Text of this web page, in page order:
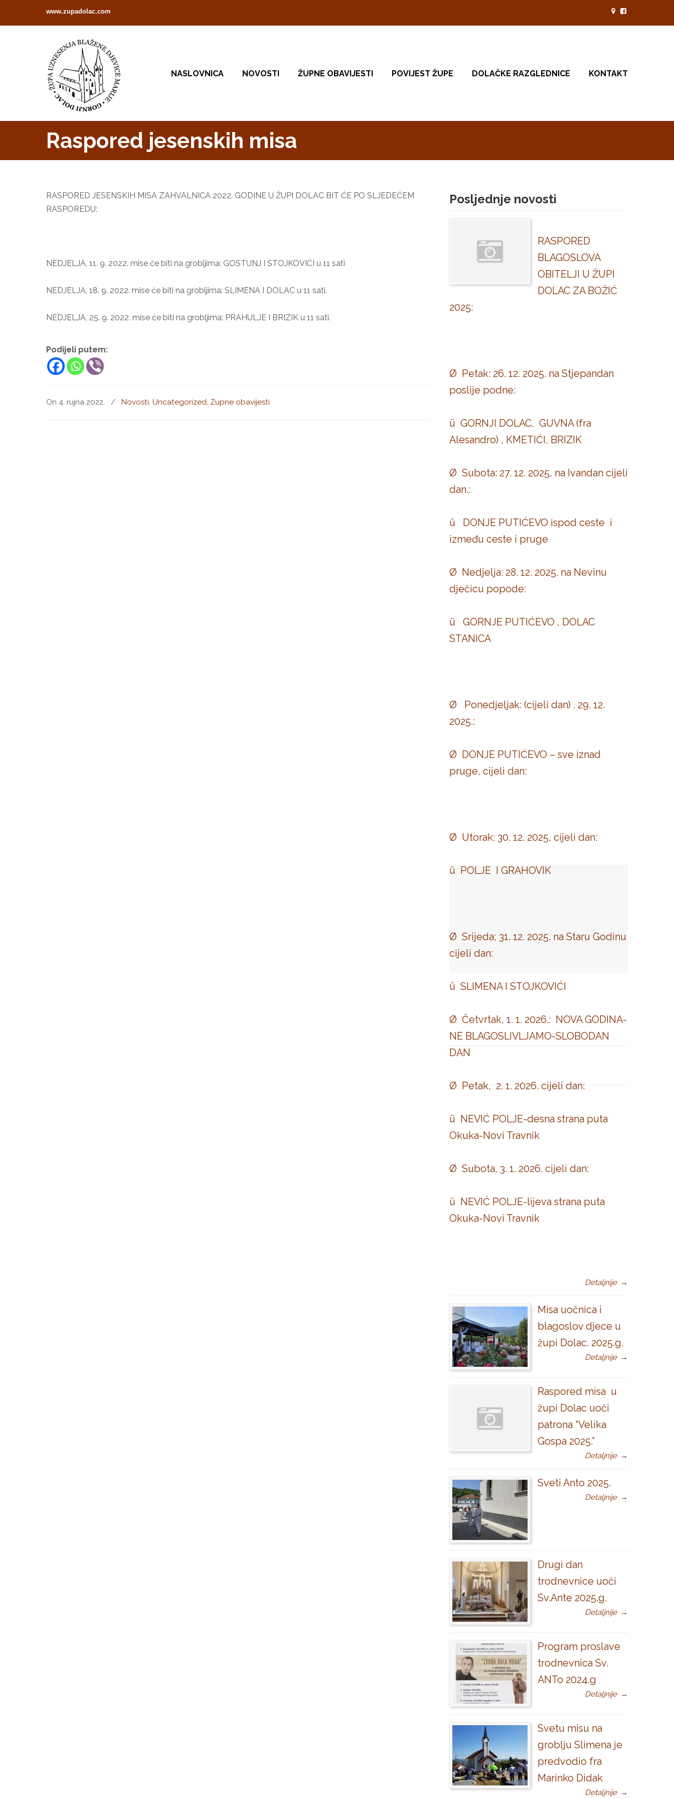
www.zupadolac.com
NASLOVNICA NOVOSTI ŽUPNE OBAVIJESTI POVIJEST ŽUPE DOLAČKE RAZGLEDNICE KONTAKT
Raspored jesenskih misa
RASPORED JESENSKIH MISA ZAHVALNICA 2022. GODINE U ŽUPI DOLAC BIT ĆE PO SLJEDEĆEM
RASPOREDU:
NEDJELJA, 11. 9. 2022. mise će biti na grobljima: GOSTUNJ I STOJKOVIĆI u 11 sati
NEDJELJA, 18. 9. 2022. mise će biti na grobljima: SLIMENA I DOLAC u 11 sati.
NEDJELJA, 25. 9. 2022. mise će biti na grobljima: PRAHULJE I BRIZIK u 11 sati.
Podijeli putem:
On 4. rujna 2022. / Novosti, Uncategorized, Zupne obavijesti
Posljednje novosti
RASPORED
BLAGOSLOVA
OBITELJI U ŽUPI
DOLAC ZA BOŽIĆ
2025:
Ø Petak: 26. 12. 2025. na Stjepandan
poslije podne:
ü GORNJI DOLAC, GUVNA (fra
Alesandro) , KMETIĆI, BRIZIK
Ø Subota: 27. 12. 2025, na Ivandan cijeli
dan.:
ü DONJE PUTIĆEVO ispod ceste i
između ceste i pruge
Ø Nedjelja: 28. 12. 2025. na Nevinu
dječicu popode:
ü GORNJE PUTIĆEVO , DOLAC
STANICA
Ø Ponedjeljak: (cijeli dan) . 29. 12.
2025.:
Ø DONJE PUTIĆEVO – sve iznad
pruge, cijeli dan:
Ø Utorak: 30. 12. 2025, cijeli dan:
ü POLJE I GRAHOVIK
Ø Srijeda; 31. 12. 2025. na Staru Godinu
cijeli dan:
ü SLIMENA I STOJKOVIĆI
Ø Četvrtak, 1. 1. 2026.: NOVA GODINA-
NE BLAGOSLIVLJAMO-SLOBODAN
DAN
Ø Petak, 2. 1. 2026. cijeli dan:
ü NEVIĆ POLJE-desna strana puta
Okuka-Novi Travnik
Ø Subota, 3. 1. 2026. cijeli dan:
ü NEVIĆ POLJE-lijeva strana puta
Okuka-Novi Travnik
Detaljnije →
Misa uočnica i
blagoslov djece u
župi Dolac. 2025.g.
Detaljnije →
Raspored misa u
župi Dolac uoči
patrona “Velika
Gospa 2025.”
Detaljnije →
Sveti Anto 2025.
Detaljnije →
Drugi dan
trodnevnice uoči
Sv.Ante 2025.g.
Detaljnije →
Program proslave
trodnevnica Sv.
ANTo 2024.g
Detaljnije →
Svetu misu na
groblju Slimena je
predvodio fra
Marinko Didak
Detaljnije →